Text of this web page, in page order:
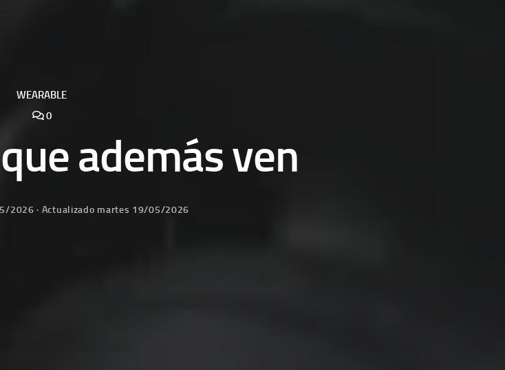
WEARABLE
0
además ven
2026 · Actualizado martes 19/05/2026